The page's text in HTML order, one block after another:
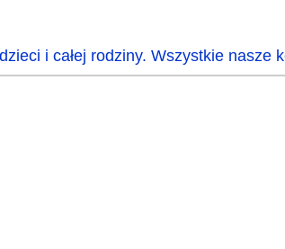
i całej rodziny. Wszystkie nasze